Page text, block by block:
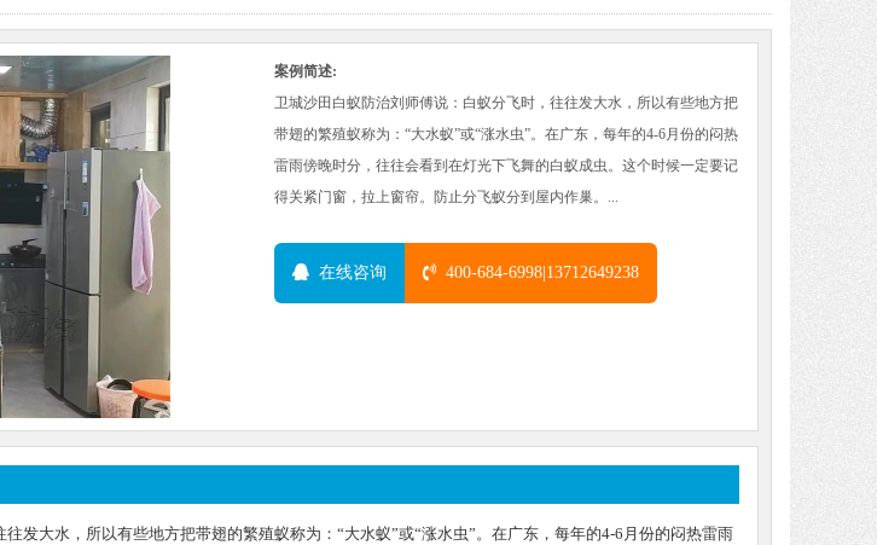
案例简述:
卫城沙田白蚁防治刘师傅说：白蚁分飞时，往往发大水，所以有些地方把
带翅的繁殖蚁称为：“大水蚁”或“涨水虫”。在广东，每年的4-6月份的闷热
雷雨傍晚时分，往往会看到在灯光下飞舞的白蚁成虫。这个时候一定要记
得关紧门窗，拉上窗帘。防止分飞蚁分到屋内作巢。...
在线咨询 400-684-6998|13712649238
发大水，所以有些地方把带翅的繁殖蚁称为：“大水蚁”或“涨水虫”。在广东，每年的4-6月份的闷热雷雨